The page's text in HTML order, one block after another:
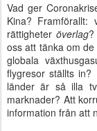
Vad ger
Kina?
rättigheteröverlag
oss att tänka om
globala
flygresor ställts
länder är så illa
marknader? Att
information från att